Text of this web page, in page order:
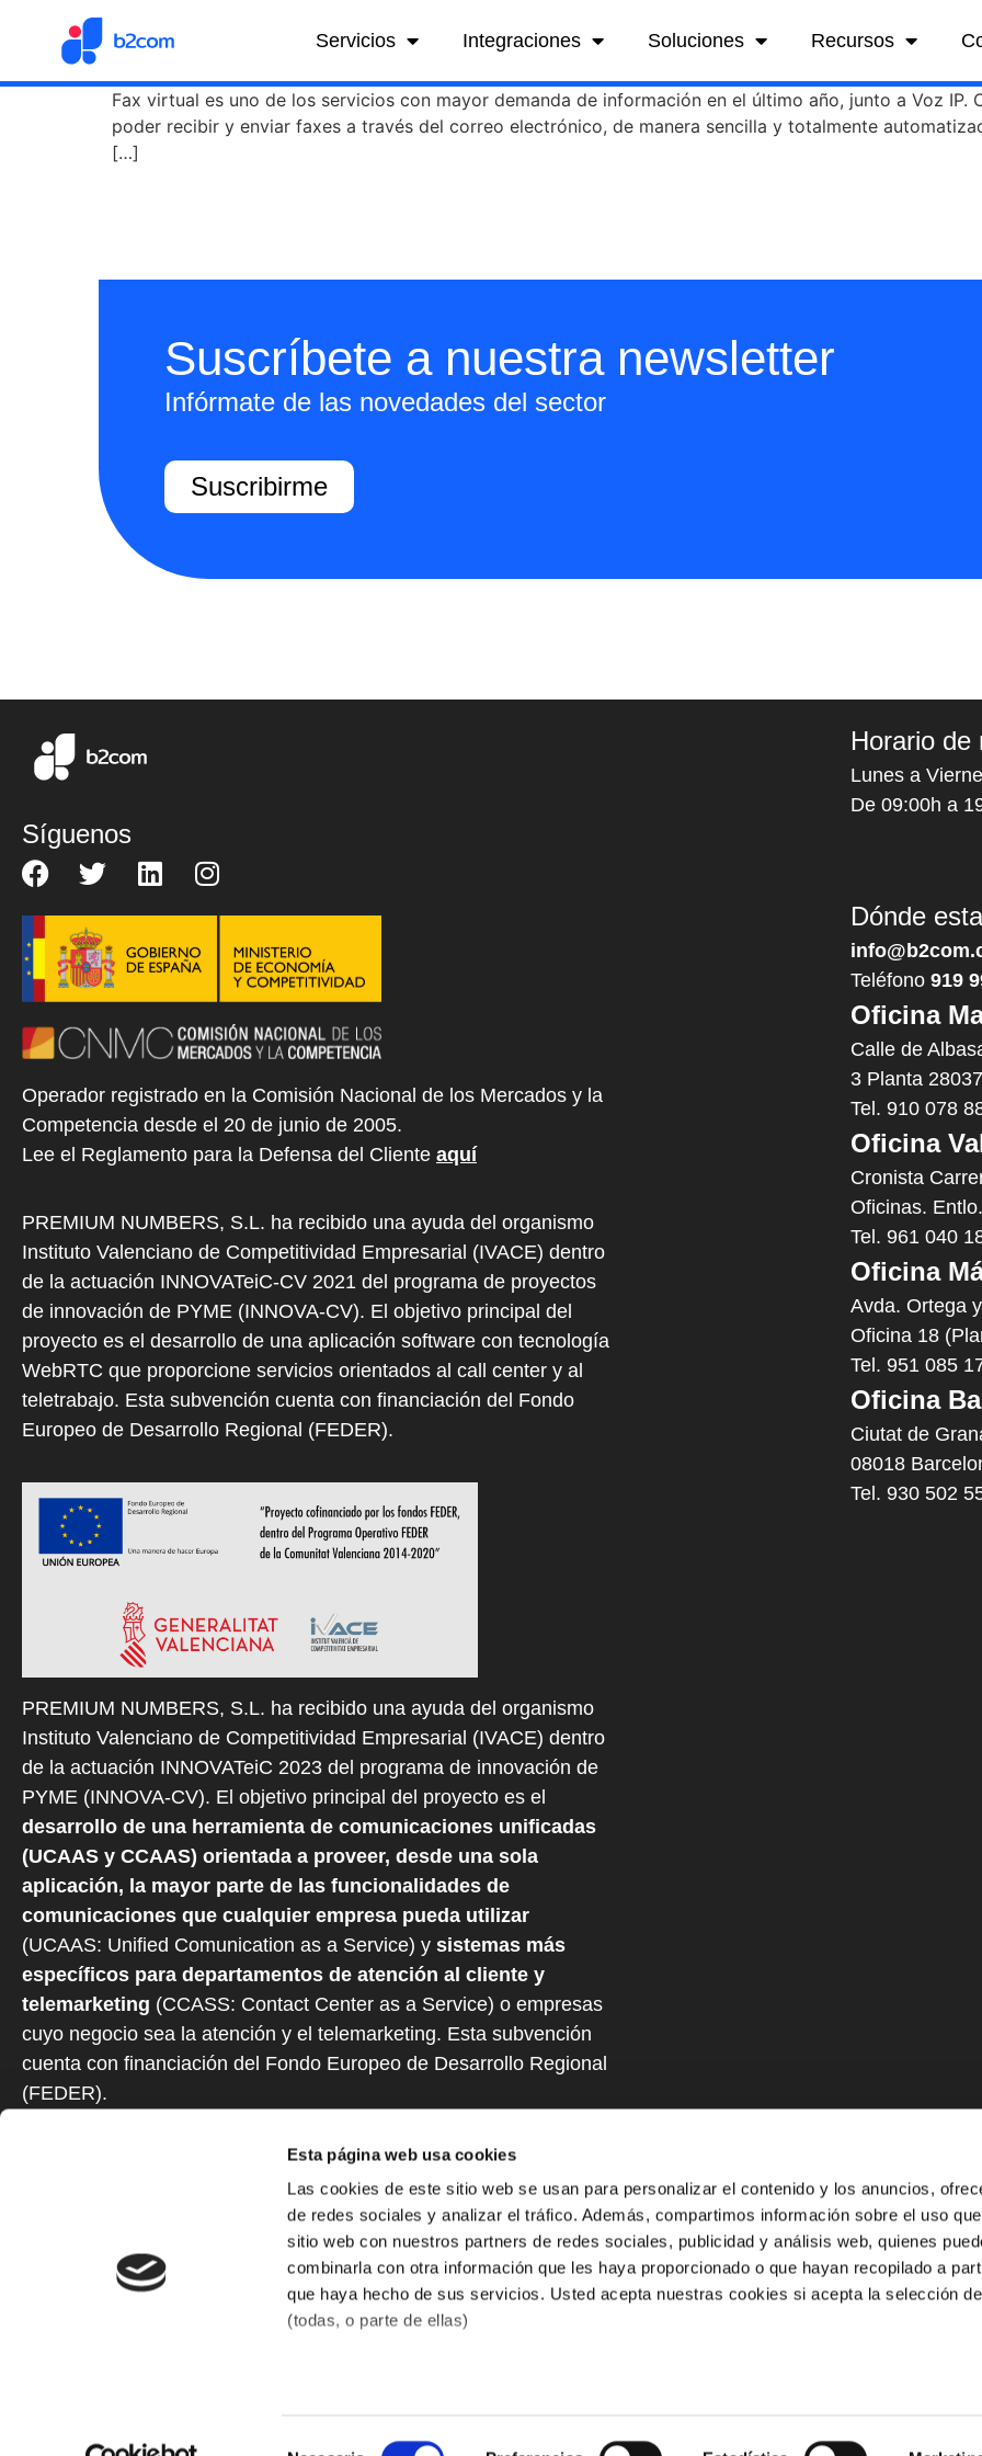
Esta página web usa cookies
Las cookies de este sitio web se usan para personalizar el contenido y los anuncios,
de redes sociales y analizar el tráfico. Además, compartimos información sobre el uso
sitio web con nuestros partners de redes sociales, publicidad y análisis web, quienes
combinarla con otra información que les haya proporcionado o que hayan recopilado a
que haya hecho de sus servicios. Usted acepta nuestras cookies si acepta la selección
(todas, o parte de ellas)
Servicios Integraciones Soluciones Recursos
Fax virtual es uno de los servicios con mayor demanda de información en el último año, junto a Voz
poder recibir y enviar faxes a través del correo electrónico, de manera sencilla y totalmente
[…]
Suscríbete a nuestra newsletter
Infórmate de las novedades del sector
Suscribirme
Síguenos
Operador registrado en la Comisión Nacional de los Mercados y la
Competencia desde el 20 de junio de 2005.
Lee el Reglamento para la Defensa del Cliente aquí
PREMIUM NUMBERS, S.L. ha recibido una ayuda del organismo
Instituto Valenciano de Competitividad Empresarial (IVACE) dentro
de la actuación INNOVATeiC-CV 2021 del programa de proyectos
de innovación de PYME (INNOVA-CV). El objetivo principal del
proyecto es el desarrollo de una aplicación software con tecnología
WebRTC que proporcione servicios orientados al call center y al
teletrabajo. Esta subvención cuenta con financiación del Fondo
Europeo de Desarrollo Regional (FEDER).
PREMIUM NUMBERS, S.L. ha recibido una ayuda del organismo
Instituto Valenciano de Competitividad Empresarial (IVACE) dentro
de la actuación INNOVATeiC 2023 del programa de innovación de
PYME (INNOVA-CV). El objetivo principal del proyecto es el
desarrollo de una herramienta de comunicaciones unificadas
(UCAAS y CCAAS) orientada a proveer, desde una sola
aplicación, la mayor parte de las funcionalidades de
comunicaciones que cualquier empresa pueda utilizar
(UCAAS: Unified Comunication as a Service) y sistemas más
específicos para departamentos de atención al cliente y
telemarketing (CCASS: Contact Center as a Service) o empresas
cuyo negocio sea la atención y el telemarketing. Esta subvención
cuenta con financiación del Fondo Europeo de Desarrollo Regional
(FEDER).
Horario de
Lunes a
De 09:00h a
Dónde
Teléfono 919
Oficina
Calle de
3 Planta
Tel. 910 078
Oficina
Cronista
Oficinas.
Tel. 961 040
Oficina
Avda. Ortega
Oficina 18
Tel. 951 085
Oficina
Ciutat de
08018
Tel. 930 502
Responsable del tratamiento: PREMIUM NUMBERS, S.L. Finalidad en el tratamiento de los datos: Responder a las solicitudes de
comunicaciones comerciales Legitimación en el tratamiento de sus datos: Consentimiento del interesado. Destinatarios: No se cederán
Canal de Sistemas de Información Política de